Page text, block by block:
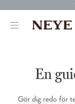
En
Gör dig redo för